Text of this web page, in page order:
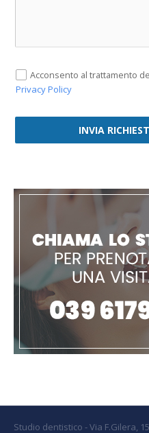
Acconsento al trattamento
Privacy Policy
INVIA
Studio dentistico - Via F.Gilera,